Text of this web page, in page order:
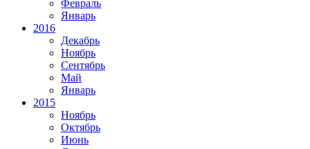
Февраль
Январь
2016
Декабрь
Ноябрь
Сентябрь
Май
Январь
2015
Ноябрь
Октябрь
Июнь